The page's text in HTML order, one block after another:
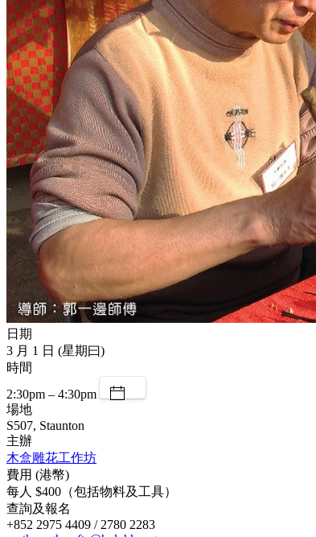
日期
3 月 1 日 (星期曰)
時間
2:30pm – 4:30pm
場地
S507, Staunton
主辦
木盒雕花工作坊
費用 (港幣)
每人 $400（包括物料及工具）
查詢及報名
+852 2975 4409 / 2780 2283